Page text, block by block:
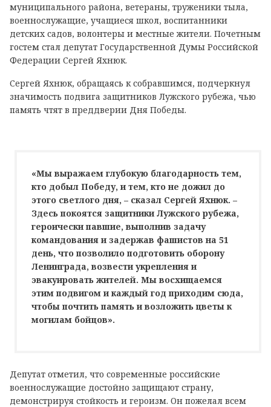
муниципального района, ветераны, труженики тыла,
военнослужащие, учащиеся школ, воспитанники
детских садов, волонтеры и местные жители. Почетным
гостем стал депутат Государственной Думы Российской
Федерации Сергей Яхнюк.
Сергей Яхнюк, обращаясь к собравшимся, подчеркнул
значимость подвига защитников Лужского рубежа, чью
память чтят в преддверии Дня Победы.
«Мы выражаем глубокую благодарность тем,
кто добыл Победу, и тем, кто не дожил до
этого светлого дня, – сказал Сергей Яхнюк. –
Здесь покоятся защитники Лужского рубежа,
героически павшие, выполнив задачу
командования и задержав фашистов на 51
день, что позволило подготовить оборону
Ленинграда, возвести укрепления и
эвакуировать жителей. Мы восхищаемся
этим подвигом и каждый год приходим сюда,
чтобы почтить память и возложить цветы к
могилам бойцов».
Депутат отметил, что современные российские
военнослужащие достойно защищают страну,
демонстрируя стойкость и героизм. Он пожелал всем